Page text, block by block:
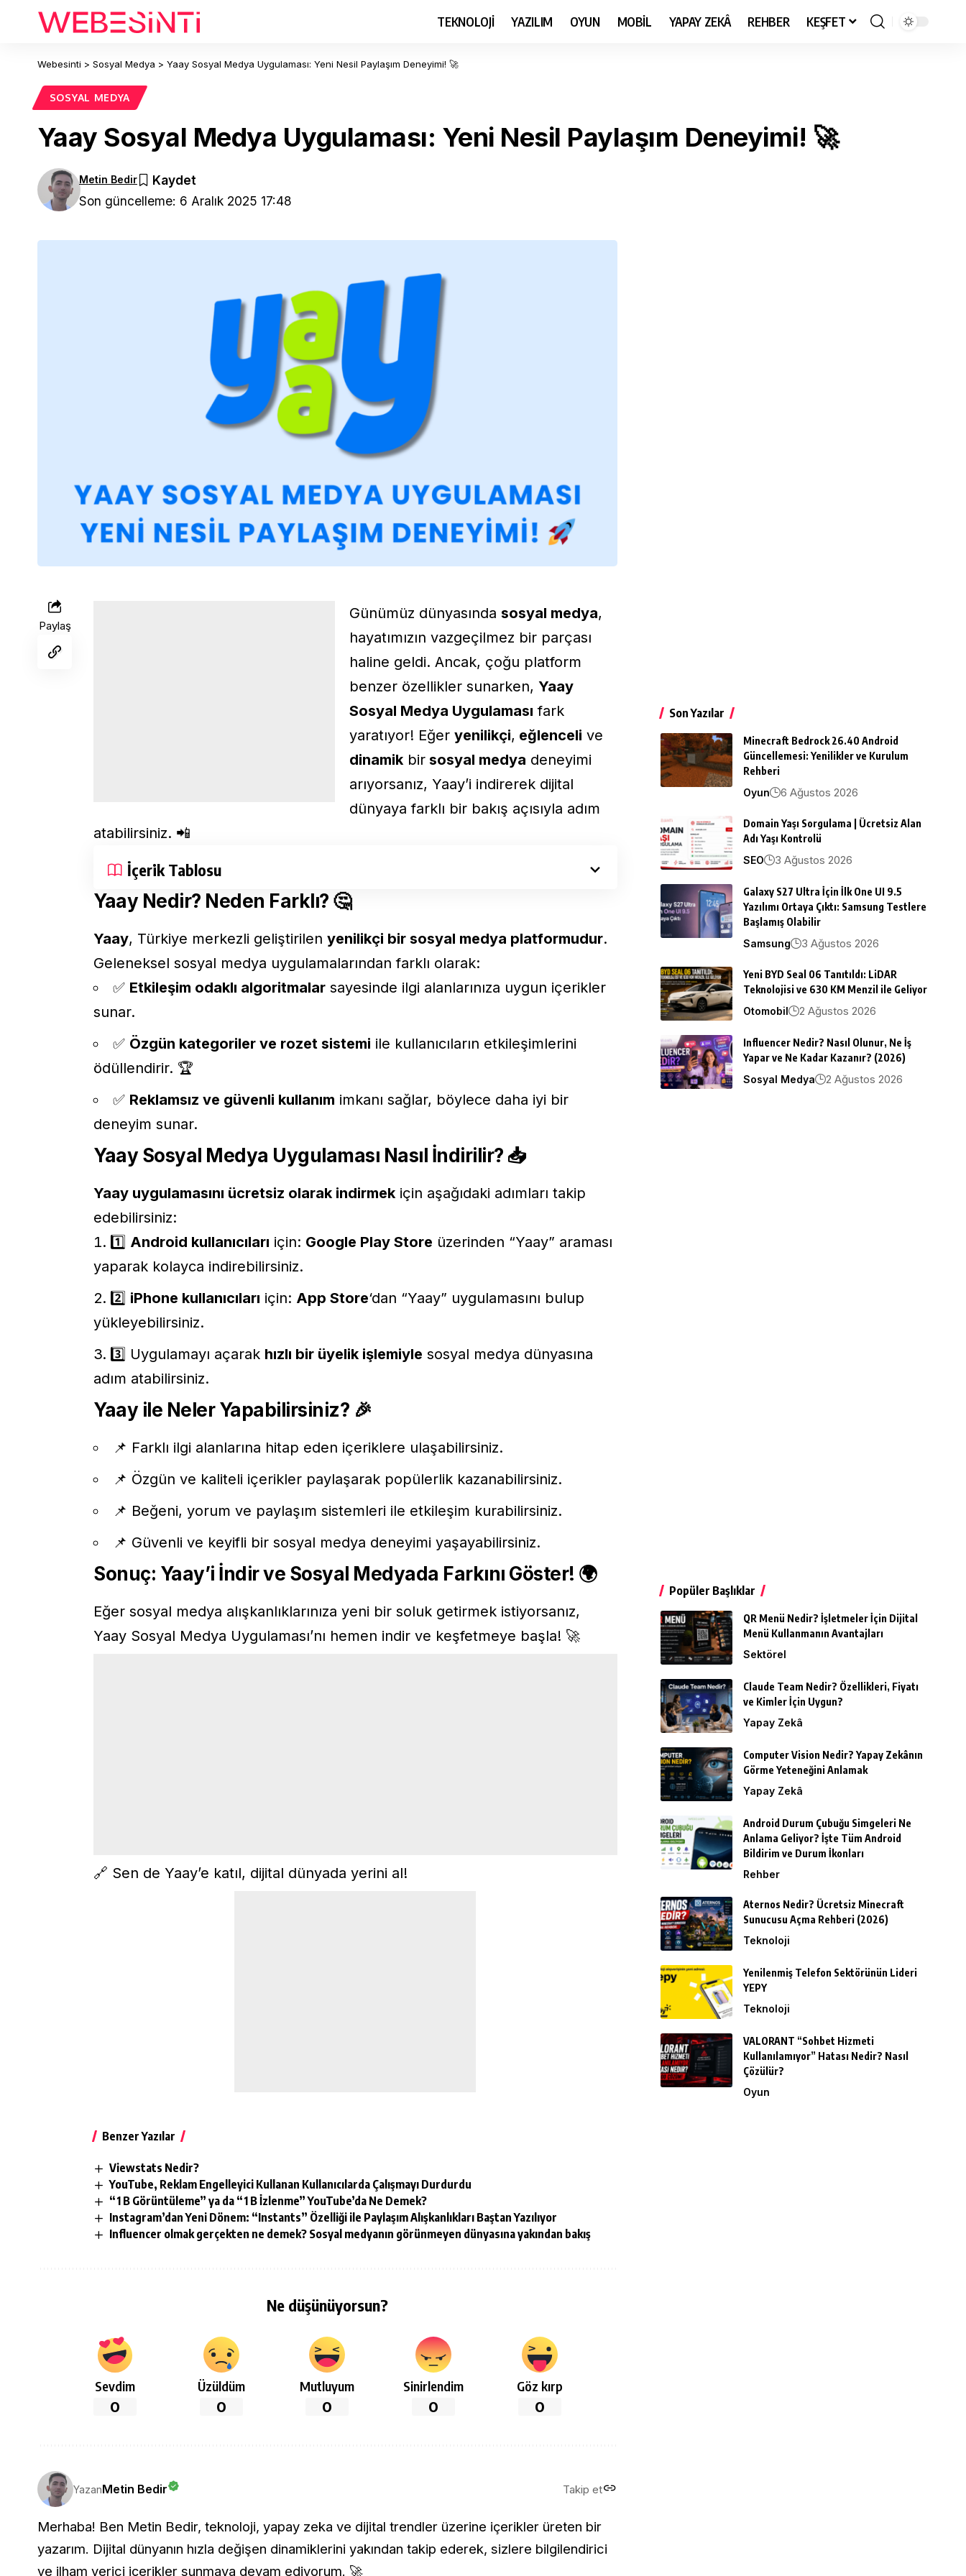
TEKNOLOJİ YAZILIM OYUN MOBİL YAPAY ZEKÂ REHBER KEŞFET
Webesinti > Sosyal Medya > Yaay Sosyal Medya Uygulaması: Yeni Nesil Paylaşım Deneyimi! 🚀
SOSYAL MEDYA
Yaay Sosyal Medya Uygulaması: Yeni Nesil Paylaşım Deneyimi! 🚀
Son güncelleme: 6 Aralık 2025 17:48
Metin Bedir
Paylaş
Günümüz dünyasında sosyal medya,
hayatımızın vazgeçilmez bir parçası
haline geldi. Ancak, çoğu platform
benzer özellikler sunarken, Yaay
Sosyal Medya Uygulaması fark
yaratıyor! Eğer yenilikçi, eğlenceli ve
dinamik bir sosyal medya deneyimi
arıyorsanız, Yaay’i indirerek dijital
dünyaya farklı bir bakış açısıyla adım
atabilirsiniz. 📲
İçerik Tablosu
Yaay Nedir? Neden Farklı? 🤔
Yaay, Türkiye merkezli geliştirilen yenilikçi bir sosyal medya platformudur.
Geleneksel sosyal medya uygulamalarından farklı olarak:
✅ Etkileşim odaklı algoritmalar sayesinde ilgi alanlarınıza uygun içerikler
sunar.
✅ Özgün kategoriler ve rozet sistemi ile kullanıcıların etkileşimlerini
ödüllendirir. 🏆
✅ Reklamsız ve güvenli kullanım imkanı sağlar, böylece daha iyi bir
deneyim sunar.
Yaay Sosyal Medya Uygulaması Nasıl İndirilir? 📥
Yaay uygulamasını ücretsiz olarak indirmek için aşağıdaki adımları takip
edebilirsiniz:
1️⃣ Android kullanıcıları için: Google Play Store üzerinden “Yaay” araması
yaparak kolayca indirebilirsiniz.
2️⃣ iPhone kullanıcıları için: App Store‘dan “Yaay” uygulamasını bulup
yükleyebilirsiniz.
3️⃣ Uygulamayı açarak hızlı bir üyelik işlemiyle sosyal medya dünyasına
adım atabilirsiniz.
Yaay ile Neler Yapabilirsiniz? 🎉
📌 Farklı ilgi alanlarına hitap eden içeriklere ulaşabilirsiniz.
📌 Özgün ve kaliteli içerikler paylaşarak popülerlik kazanabilirsiniz.
📌 Beğeni, yorum ve paylaşım sistemleri ile etkileşim kurabilirsiniz.
📌 Güvenli ve keyifli bir sosyal medya deneyimi yaşayabilirsiniz.
Sonuç: Yaay’i İndir ve Sosyal Medyada Farkını Göster! 🌍
Eğer sosyal medya alışkanlıklarınıza yeni bir soluk getirmek istiyorsanız,
Yaay Sosyal Medya Uygulaması’nı hemen indir ve keşfetmeye başla! 🚀
🔗 Sen de Yaay’e katıl, dijital dünyada yerini al!
Benzer Yazılar
Viewstats Nedir?
YouTube, Reklam Engelleyici Kullanan Kullanıcılarda Çalışmayı Durdurdu
“1 B Görüntüleme” ya da “1 B İzlenme” YouTube’da Ne Demek?
Instagram’dan Yeni Dönem: “Instants” Özelliği ile Paylaşım Alışkanlıkları Baştan Yazılıyor
Influencer olmak gerçekten ne demek? Sosyal medyanın görünmeyen dünyasına yakından bakış
Ne düşünüyorsun?
Sevdim
0
Üzüldüm
0
Mutluyum
0
Sinirlendim
0
Göz kırp
0
YazanMetin Bedir Takip et
Merhaba! Ben Metin Bedir, teknoloji, yapay zeka ve dijital trendler üzerine içerikler üreten bir
yazarım. Dijital dünyanın hızla değişen dinamiklerini yakından takip ederek, sizlere bilgilendirici
ve ilham verici içerikler sunmaya devam ediyorum. 🚀
Son Yazılar
Minecraft Bedrock 26.40 Android
Güncellemesi: Yenilikler ve Kurulum
Rehberi
Oyun
6 Ağustos 2026
Domain Yaşı Sorgulama | Ücretsiz Alan
Adı Yaşı Kontrolü
SEO
3 Ağustos 2026
Galaxy S27 Ultra İçin İlk One UI 9.5
Yazılımı Ortaya Çıktı: Samsung Testlere
Başlamış Olabilir
Samsung
3 Ağustos 2026
Yeni BYD Seal 06 Tanıtıldı: LiDAR
Teknolojisi ve 630 KM Menzil ile Geliyor
Otomobil
2 Ağustos 2026
Influencer Nedir? Nasıl Olunur, Ne İş
Yapar ve Ne Kadar Kazanır? (2026)
Sosyal Medya
2 Ağustos 2026
Popüler Başlıklar
QR Menü Nedir? İşletmeler İçin Dijital
Menü Kullanmanın Avantajları
Sektörel
Claude Team Nedir? Özellikleri, Fiyatı
ve Kimler İçin Uygun?
Yapay Zekâ
Computer Vision Nedir? Yapay Zekânın
Görme Yeteneğini Anlamak
Yapay Zekâ
Android Durum Çubuğu Simgeleri Ne
Anlama Geliyor? İşte Tüm Android
Bildirim ve Durum İkonları
Rehber
Aternos Nedir? Ücretsiz Minecraft
Sunucusu Açma Rehberi (2026)
Teknoloji
Yenilenmiş Telefon Sektörünün Lideri
YEPY
Teknoloji
VALORANT “Sohbet Hizmeti
Kullanılamıyor” Hatası Nedir? Nasıl
Çözülür?
Oyun